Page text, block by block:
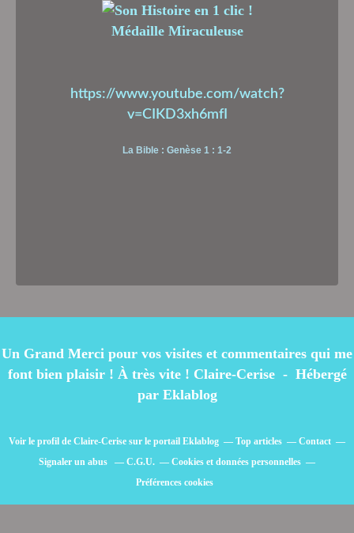
Médaille Miraculeuse
https://www.youtube.com/watch?
v=CIKD3xh6mfI
La Bible : Genèse 1 : 1-2
Un Grand Merci pour vos visites et commentaires qui me
font bien plaisir ! À très vite ! Claire-Cerise - Hébergé
par Eklablog
Voir le profil de Claire-Cerise sur le portail Eklablog Top articles
Contact
Signaler un abus
C.G.U.
Cookies et données personnelles
Préférences cookies